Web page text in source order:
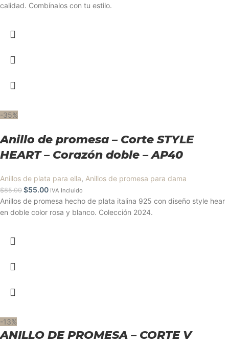
calidad. Combínalos con tu estilo.
-35%
Anillo de promesa – Corte STYLE
HEART – Corazón doble – AP40
Anillos de plata para ella, Anillos de promesa para dama
$85.00 $55.00 IVA Incluido
Anillos de promesa hecho de plata italina 925 con diseño style hear
en doble color rosa y blanco. Colección 2024.
-13%
ANILLO DE PROMESA – CORTE V